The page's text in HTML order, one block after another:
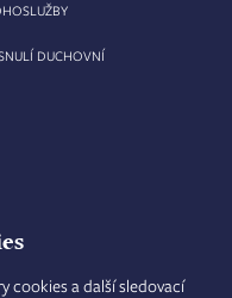
cookies a další sledovací
DUCHOVNÍ